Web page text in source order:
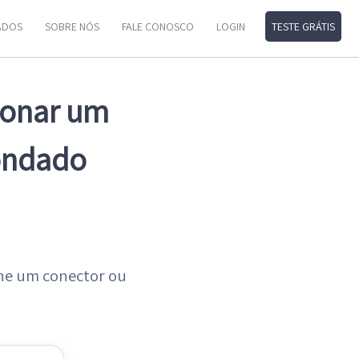
SOBRE NÓS FALE CONOSCO LOGIN TESTE GRÁTIS
um
um conector ou